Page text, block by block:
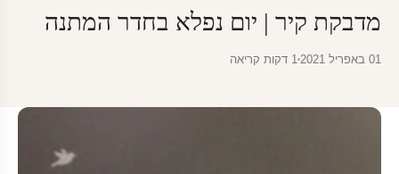
מדבקת קיר | יום נפלא בחדר המתנה
01 באפריל 2021 1 דקות קריאה